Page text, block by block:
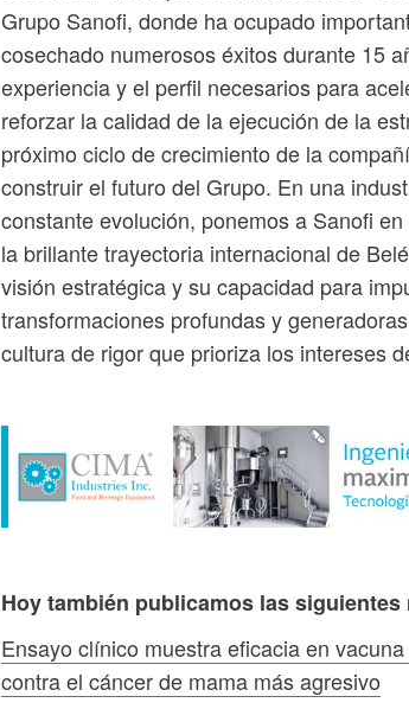
Grupo Sanofi, donde ha ocupado
cosechado numerosos éxitos durante 15
experiencia y el perfil necesarios para
reforzar la calidad de la ejecución de la
próximo ciclo de crecimiento de la
construir el futuro del Grupo. En una
constante evolución, ponemos a Sanofi
la brillante trayectoria internacional de
visión estratégica y su capacidad para
transformaciones profundas y
cultura de rigor que prioriza los intereses
Hoy también publicamos las siguientes
Ensayo clínico muestra eficacia en
contra el cáncer de mama más agresivo